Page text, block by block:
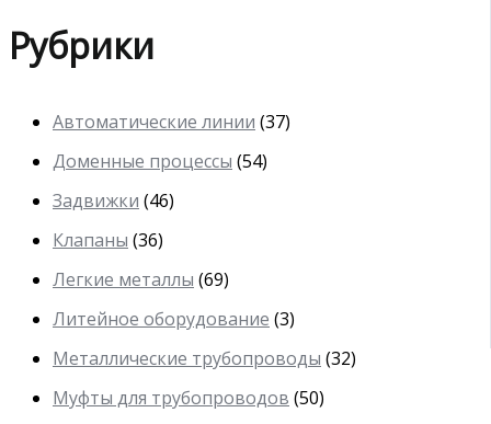
Рубрики
Автоматические линии (37)
Доменные процессы (54)
Задвижки (46)
Клапаны (36)
Легкие металлы (69)
Литейное оборудование (3)
Металлические трубопроводы (32)
Муфты для трубопроводов (50)